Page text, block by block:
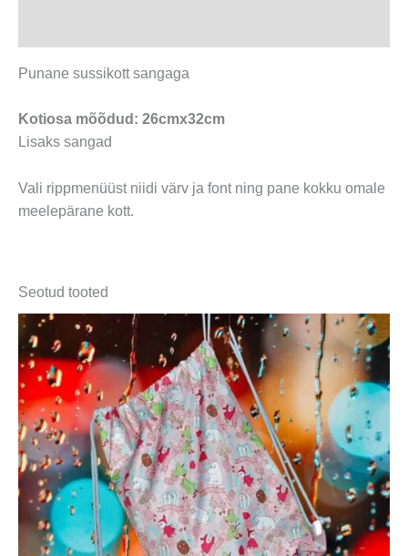
Punane sussikott sangaga
Kotiosa mõõdud: 26cmx32cm
Lisaks sangad
Vali rippmenüüst niidi värv ja font ning pane kokku omale
meelepärane kott.
Seotud tooted